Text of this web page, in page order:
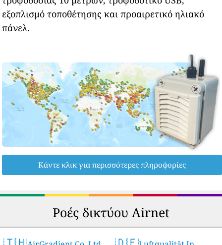
εξοπλισμό τοποθέτησης και προαιρετικό ηλιακό
πάνελ.
Κάντε κλικ για περισσότερες πληροφορίες
Ροές δικτύου Airnet